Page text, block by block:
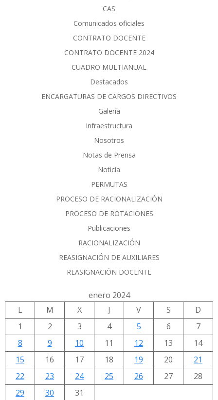
CAS
Comunicados oficiales
CONTRATO DOCENTE
CONTRATO DOCENTE 2024
CUADRO MULTIANUAL
Destacados
ENCARGATURAS DE CARGOS DIRECTIVOS
Galería
Infraestructura
Nosotros
Notas de Prensa
Noticia
PERMUTAS
PROCESO DE RACIONALIZACIÓN
PROCESO DE ROTACIONES
Publicaciones
RACIONALIZACIÓN
REASIGNACIÓN DE AUXILIARES
REASIGNACIÓN DOCENTE
enero 2024
L
M X J V S
D
1
2 3 4 5 6
7
8
9 10 11 12 13
14
15
16 17 18 19 20
21
22
23 24 25 26 27
28
29
30 31